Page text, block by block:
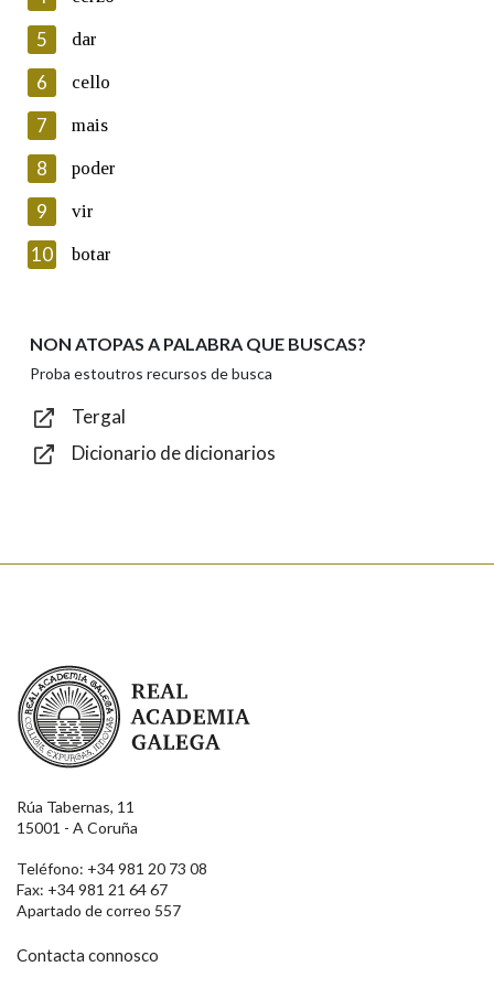
Lin e acepto as condicións da política de
Introduce o código que aparece na imaxe:
Texto de verificación
Enviar
5 dar
6 cello
7 mais
8 poder
9 vir
10 botar
NON ATOPAS A PALABRA QUE BUSCAS?
Proba estoutros recursos de busca
Tergal
Dicionario de dicionarios
Real Academia Galega
Rúa Tabernas, 11
15001 - A Coruña
Teléfono: +34 981 20 73 08
Fax: +34 981 21 64 67
Apartado de correo 557
Contacta connosco